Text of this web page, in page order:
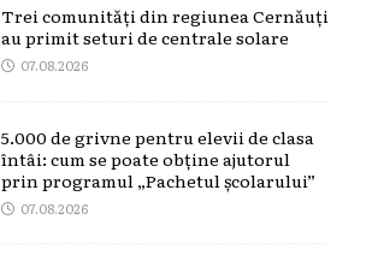
Trei comunități din regiunea Cernăuți
au primit seturi de centrale solare
07.08.2026
5.000 de grivne pentru elevii de clasa
întâi: cum se poate obține ajutorul
prin programul „Pachetul școlarului”
07.08.2026